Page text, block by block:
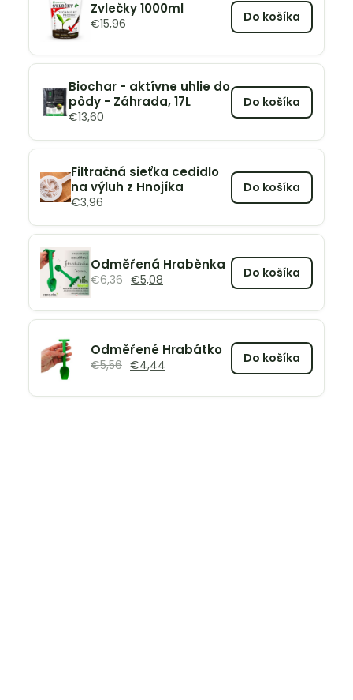
Zvlečky 1000ml
€15,96 Do košíka
Biochar - aktívne uhlie do
pôdy - Záhrada, 17L
€13,60
Do košíka
Filtračná sieťka cedidlo
na výluh z Hnojíka
€3,96
Do košíka
Odměřená Hraběnka
€6,36 €5,08 Do košíka
Odměřené Hrabátko
€5,56 €4,44 Do košíka